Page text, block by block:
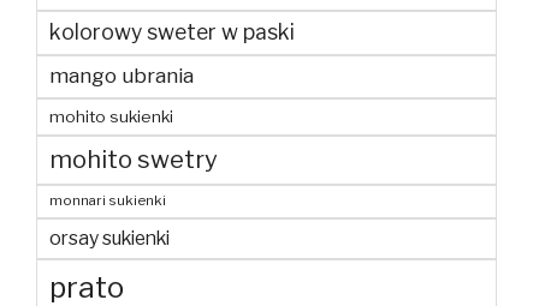
kolorowy sweter w paski
mango ubrania
mohito sukienki
mohito swetry
monnari sukienki
orsay sukienki
prato